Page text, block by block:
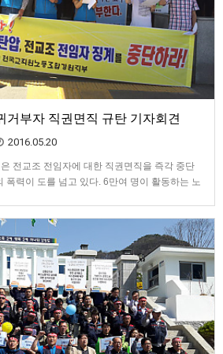
거부자 직권면직 규탄 기자회견
2016.05.20
전교조 전임자에 대한 직권면직을 즉각 중단
폭력이 도를 넘고 있다. 6만여 명이 활동하는 노
임자들을 모두 해고하라며…